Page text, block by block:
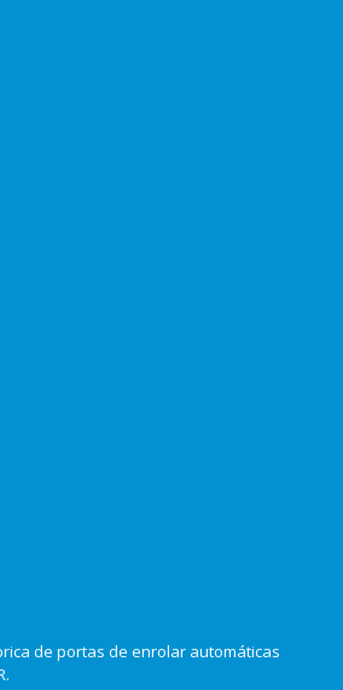
de portas de enrolar automáticas